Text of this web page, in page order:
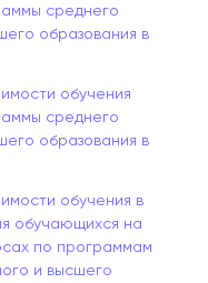
среднего
образования в
обучения
среднего
образования в
обучения в
обучающихся на
по программам
и высшего